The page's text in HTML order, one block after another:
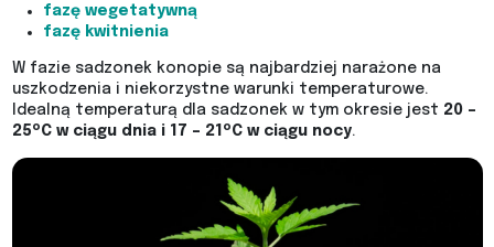
fazę wegetatywną
fazę kwitnienia
W fazie sadzonek konopie są najbardziej narażone na
uszkodzenia i niekorzystne warunki temperaturowe.
Idealną temperaturą dla sadzonek w tym okresie jest 20 –
25 o C w ciągu dnia i 17 – 21 o C w ciągu nocy.